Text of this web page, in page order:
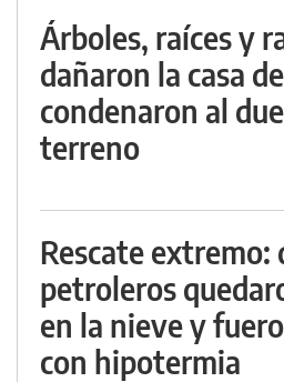
Árboles, raíces y
dañaron la casa
condenaron al
terreno
Rescate extremo:
petroleros
en la nieve y
con hipotermia